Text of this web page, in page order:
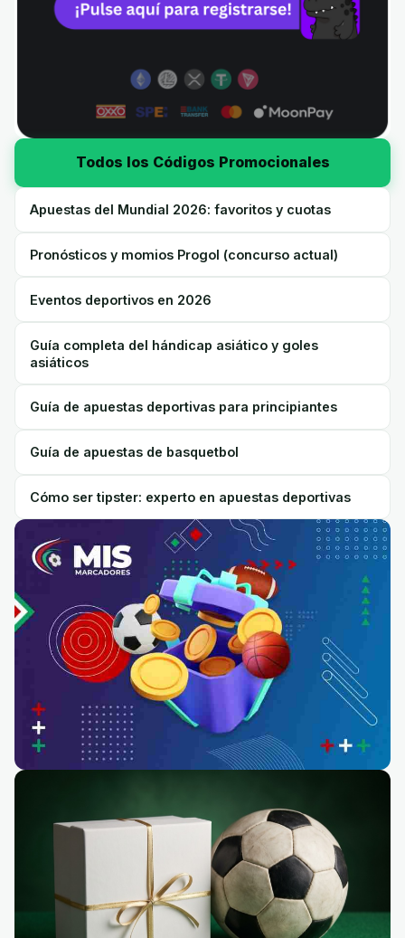
Todos los Códigos Promocionales
Apuestas del Mundial 2026: favoritos y cuotas
Pronósticos y momios Progol (concurso actual)
Eventos deportivos en 2026
Guía completa del hándicap asiático y goles
asiáticos
Guía de apuestas deportivas para principiantes
Guía de apuestas de basquetbol
Cómo ser tipster: experto en apuestas deportivas